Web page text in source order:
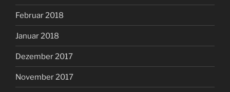
Februar 2018
Januar 2018
Dezember 2017
November 2017